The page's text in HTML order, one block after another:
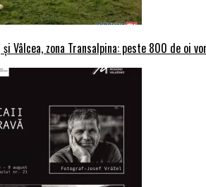
Vâlcea, zona Transalpina: peste 800 de oi